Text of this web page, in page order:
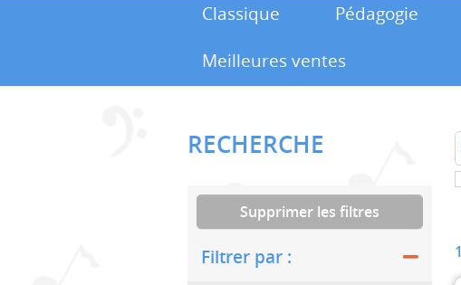
Classique Pédagogie
Meilleures ventes
RECHERCHE
Supprimer les filtres
Filtrer par :